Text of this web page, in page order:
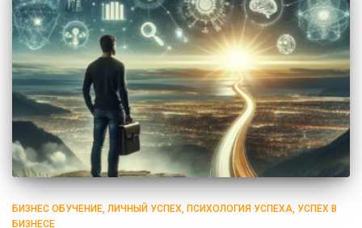
БИЗНЕС ОБУЧЕНИЕ ЛИЧНЫЙ УСПЕХ ПСИХОЛОГИЯ УСПЕХА УСПЕХ В
БИЗНЕСЕ